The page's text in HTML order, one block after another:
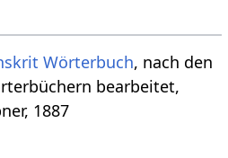
Wörterbuch, nach den
bearbeitet,
1887